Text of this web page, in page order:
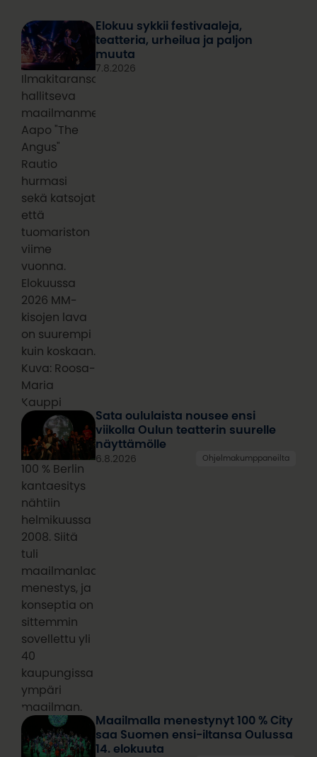
Ilmakitaransoiton
hallitseva
maailmanmestari
Aapo "The
Angus"
Rautio
hurmasi
sekä katsojat
että
tuomariston
viime
vuonna.
Elokuussa
2026 MM-
kisojen lava
on suurempi
kuin koskaan.
Kuva: Roosa-
Maria
Kauppi
Elokuu sykkii festivaaleja,
teatteria, urheilua ja paljon
muuta
7.8.2026
100 % Berlin
kantaesitys
nähtiin
helmikuussa
2008. Siitä
tuli
maailmanlaajuinen
menestys, ja
konseptia on
sittemmin
sovellettu yli
40
kaupungissa
ympäri
maailman.
Sata oululaista nousee ensi
viikolla Oulun teatterin suurelle
näyttämölle
6.8.2026 Ohjelmakumppaneilta
Maailmalla menestynyt 100 % City
saa Suomen ensi-iltansa Oulussa
14. elokuuta